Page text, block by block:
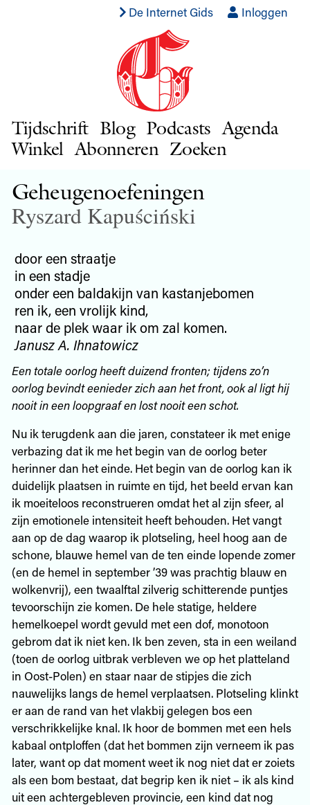
De Internet Gids Inloggen
Tijdschrift Blog Podcasts Agenda
Winkel Abonneren Zoeken
Geheugenoefeningen
Ryszard Kapuściński
door een straatje
in een stadje
onder een baldakijn van kastanjebomen
ren ik, een vrolijk kind,
naar de plek waar ik om zal komen.
Janusz A. Ihnatowicz
Een totale oorlog heeft duizend fronten; tijdens zo’n
oorlog bevindt eenieder zich aan het front, ook al ligt hij
nooit in een loopgraaf en lost nooit een schot.
Nu ik terugdenk aan die jaren, constateer ik met enige
verbazing dat ik me het begin van de oorlog beter
herinner dan het einde. Het begin van de oorlog kan ik
duidelijk plaatsen in ruimte en tijd, het beeld ervan kan
ik moeiteloos reconstrueren omdat het al zijn sfeer, al
zijn emotionele intensiteit heeft behouden. Het vangt
aan op de dag waarop ik plotseling, heel hoog aan de
schone, blauwe hemel van de ten einde lopende zomer
(en de hemel in september ’39 was prachtig blauw en
wolkenvrij), een twaalftal zilverig schitterende puntjes
tevoorschijn zie komen. De hele statige, heldere
hemelkoepel wordt gevuld met een dof, monotoon
gebrom dat ik niet ken. Ik ben zeven, sta in een weiland
(toen de oorlog uitbrak verbleven we op het platteland
in Oost-Polen) en staar naar de stipjes die zich
nauwelijks langs de hemel verplaatsen. Plotseling klinkt
er aan de rand van het vlakbij gelegen bos een
verschrikkelijke knal. Ik hoor de bommen met een hels
kabaal ontploffen (dat het bommen zijn verneem ik pas
later, want op dat moment weet ik nog niet dat er zoiets
als een bom bestaat, dat begrip ken ik niet – ik als kind
uit een achtergebleven provincie, een kind dat nog